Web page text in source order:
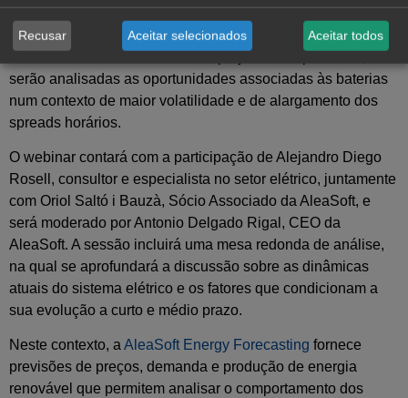
a demnada está a alterar a dinâmica dos mercados, bem
como o seu impacto na formação dos preços, na estimativa
serão analisadas as oportunidades associadas às baterias
num contexto de maior volatilidade e de alargamento dos
spreads horários.
O webinar contará com a participação de Alejandro Diego
Rosell, consultor e especialista no setor elétrico, juntamente
com Oriol Saltó i Bauzà, Sócio Associado da AleaSoft, e
será moderado por Antonio Delgado Rigal, CEO da
AleaSoft. A sessão incluirá uma mesa redonda de análise,
na qual se aprofundará a discussão sobre as dinâmicas
atuais do sistema elétrico e os fatores que condicionam a
sua evolução a curto e médio prazo.
Neste contexto, aAleaSoft Energy Forecasting fornece
previsões de preços, demanda e produção de energia
renovável que permitem analisar o comportamento dos
Recusar Aceitar selecionados Aceitar todos